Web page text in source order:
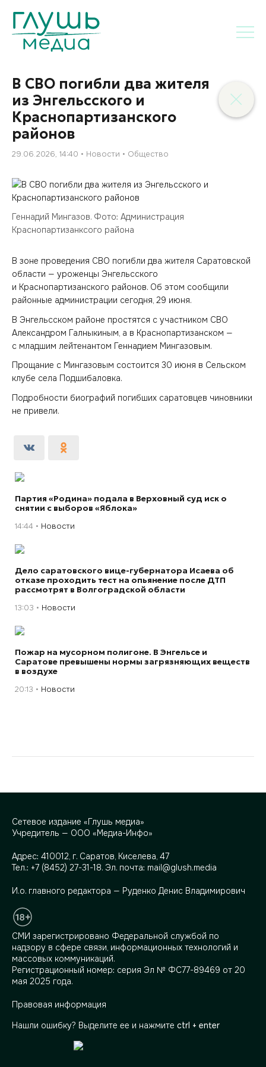
В СВО погибли два жителя
из Энгельсского и
Краснопартизанского
районов
29.06.2026, 14:40 Новости Общество
Геннадий Мингазов. Фото: Администрация
Краснопартизанксого района
В зоне проведения СВО погибли два жителя Саратовской
области — уроженцы Энгельсского
и Краснопартизанского районов. Об этом сообщили
районные администрации сегодня, 29 июня.
В Энгельсском районе простятся с участником СВО
Александром Галныкиным, а в Краснопартизанском —
с младшим лейтенантом Геннадием Мингазовым.
Прощание с Мингазовым состоится 30 июня в Сельском
клубе села Подшибаловка.
Подробности биографий погибших саратовцев чиновники
не привели.
Партия «Родина» подала в Верховный суд иск о
снятии с выборов «Яблока»
14:44 Новости
Дело саратовского вице-губернатора Исаева об
отказе проходить тест на опьянение после ДТП
рассмотрят в Волгоградской области
13:03 Новости
Пожар на мусорном полигоне. В Энгельсе и
Саратове превышены нормы загрязняющих веществ
в воздухе
20:13 Новости
Сетевое издание «Глушь медиа»
Учредитель — ООО «Медиа-Инфо»
Адрес: 410012, г. Саратов, Киселева, 47
Тел.: +7 (8452) 27-31-18. Эл. почта: mail@glush.media
И.о. главного редактора — Руденко Денис Владимирович
СМИ зарегистрировано Федеральной службой по
надзору в сфере связи, информационных технологий и
массовых коммуникаций.
Регистрационный номер: серия Эл № ФС77-89469 от 20
мая 2025 года.
Правовая информация
Нашли ошибку? Выделите ее и нажмите ctrl + enter